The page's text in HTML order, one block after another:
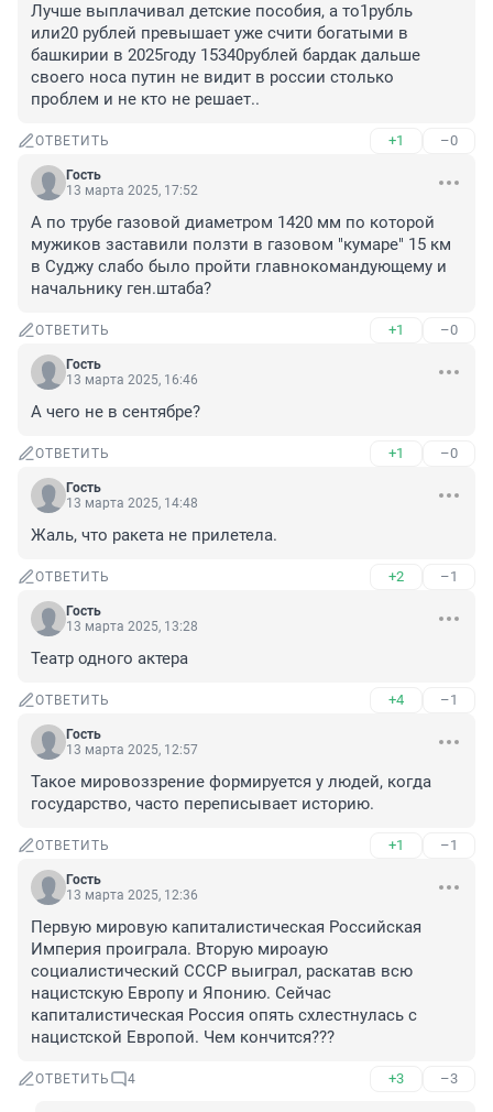
Лучше выплачивал детские пособия, а то1рубль
или20 рублей превышает уже счити богатыми в
башкирии в 2025году 15340рублей бардак дальше
своего носа путин не видит в россии столько
проблем и не кто не решает..
ОТВЕТИТЬ +1 –0
Гость
13 марта 2025, 17:52
А по трубе газовой диаметром 1420 мм по которой
мужиков заставили ползти в газовом "кумаре" 15 км
в Суджу слабо было пройти главнокомандующему и
начальнику ген.штаба?
ОТВЕТИТЬ +1 –0
Гость
13 марта 2025, 16:46
А чего не в сентябре?
ОТВЕТИТЬ +1 –0
Гость
13 марта 2025, 14:48
Жаль, что ракета не прилетела.
ОТВЕТИТЬ +2 –1
Гость
13 марта 2025, 13:28
Театр одного актера
ОТВЕТИТЬ +4 –1
Гость
13 марта 2025, 12:57
Такое мировоззрение формируется у людей, когда
государство, часто переписывает историю.
ОТВЕТИТЬ +1 –1
Гость
13 марта 2025, 12:36
Первую мировую капиталистическая Российская
Империя проиграла. Вторую мироаую
социалистический СССР выиграл, раскатав всю
нацистскую Европу и Японию. Сейчас
капиталистическая Россия опять схлестнулась с
нацистской Европой. Чем кончится???
ОТВЕТИТЬ 4 +3 –3